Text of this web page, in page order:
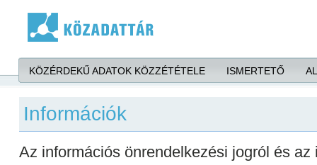
KÖZÉRDEKŰ ADATOK KÖZZÉTÉTELE ISMERTETŐ
Információk
Az információs önrendelkezési jogról és